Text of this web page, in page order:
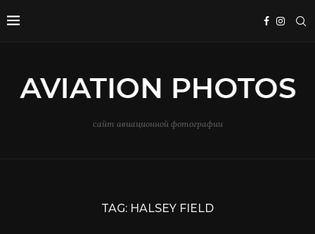
сайт авиационной фотографии
TAG: HALSEY FIELD